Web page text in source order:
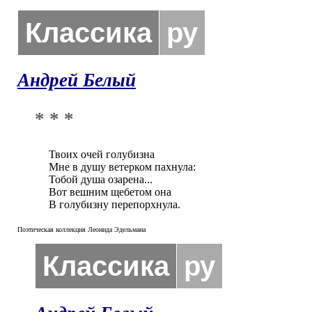
Классика ру
Андрей Белый
* * *
Твоих очей голубизна
Мне в душу ветерком пахнула:
Тобой душа озарена...
Вот вешним щебетом она
В голубизну перепорхнула.
Поэтическая коллекция Леонида Эдельмана
Классика ру